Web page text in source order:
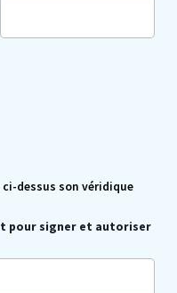
dessus son véridique
pour signer et autoriser